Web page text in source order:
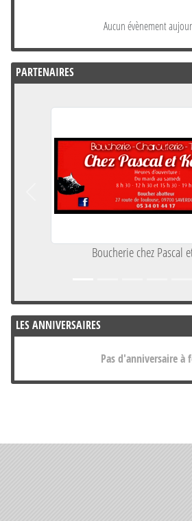
Aucun évènement
PARTENAIRES
Boucherie chez Pascal et
Précedent
LES ANNIVERSAIRES
Pas d'anniversaire à